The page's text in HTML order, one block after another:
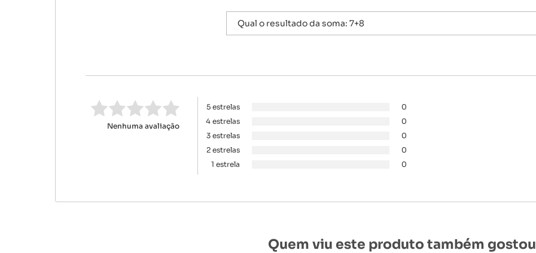
Nenhuma avaliação
5 estrelas
0
4 estrelas
0
3 estrelas
0
2 estrelas
0
1 estrela
0
Quem viu este produto também gostou